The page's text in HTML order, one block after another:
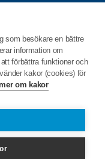
som besökare en bättre
information om
förbättra funktioner och
kakor (cookies) för
om kakor